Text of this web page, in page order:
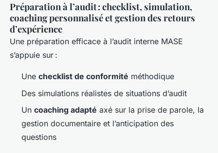
Préparation à l’audit : checklist, simulation,
coaching personnalisé et gestion des retours
d’expérience
Une préparation efficace à l’audit interne MASE
s’appuie sur :
Une checklist de conformité méthodique
Des simulations réalistes de situations d’audit
Un coaching adapté axé sur la prise de parole, la
gestion documentaire et l’anticipation des
questions